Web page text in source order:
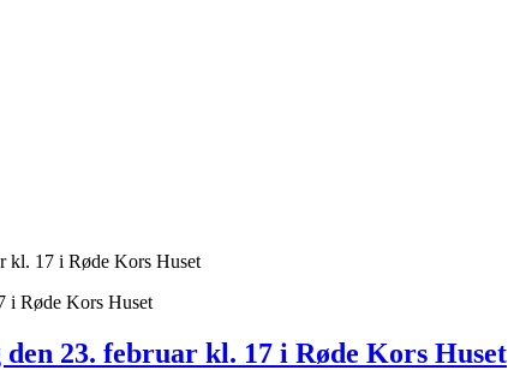
kl. 17 i Røde Kors Huset
i Røde Kors Huset
23. februar kl. 17 i Røde Kors Huset